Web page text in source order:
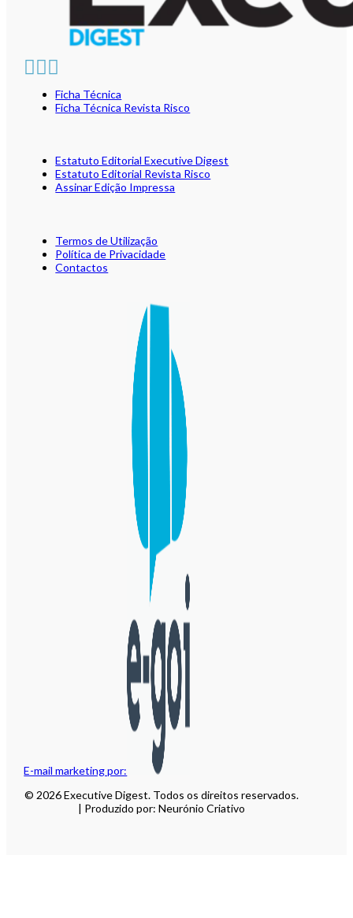
E-mail marketing por:
Ficha Técnica
Ficha Técnica Revista Risco
Estatuto Editorial Executive Digest
Estatuto Editorial Revista Risco
Assinar Edição Impressa
Termos de Utilização
Política de Privacidade
Contactos
© 2026 Executive Digest. Todos os direitos reservados.
| Produzido por: Neurónio Criativo